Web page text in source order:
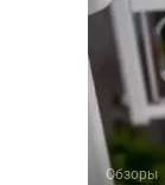
Обзоры